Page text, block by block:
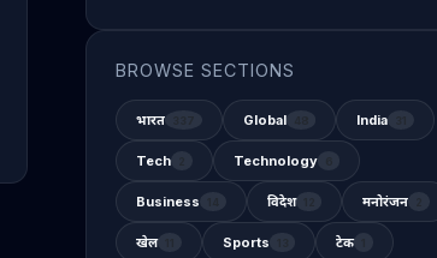
BROWSE SECTIONS
भारत Global India
Tech Technology
Business विदेश मनोरंजन
खेल Sports टेक